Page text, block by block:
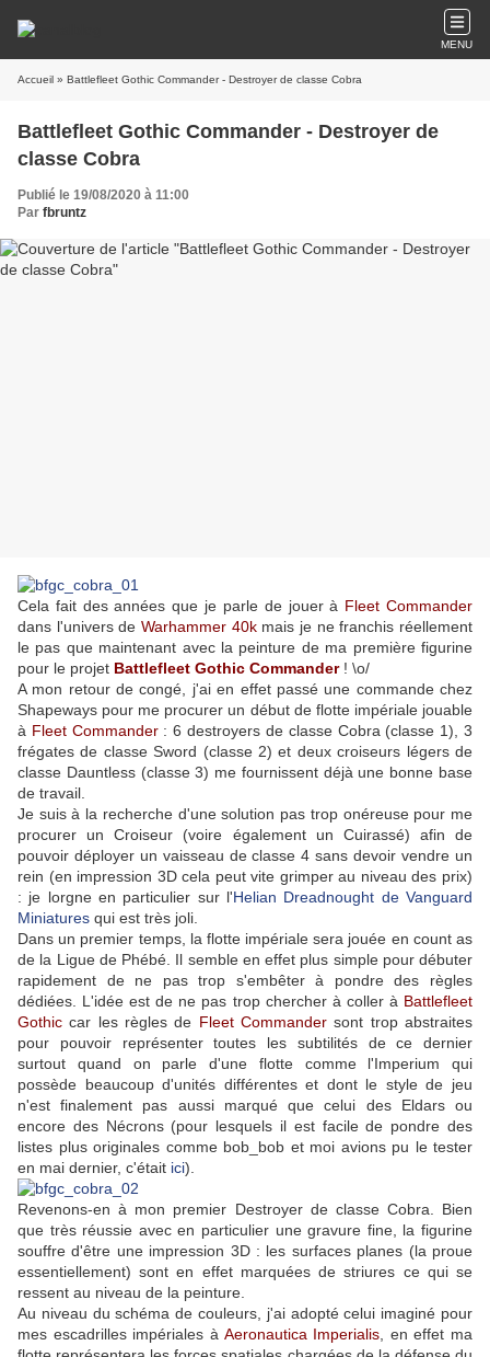
MENU
Accueil » Battlefleet Gothic Commander - Destroyer de classe Cobra
Battlefleet Gothic Commander - Destroyer de
classe Cobra
Publié le 19/08/2020 à 11:00
Par fbruntz
Cela fait des années que je parle de jouer à Fleet Commander
dans l'univers de Warhammer 40kmais je ne franchis réellement
le pas que maintenant avec la peinture de ma première figurine
pour le projet Battlefleet Gothic Commander! \o/
A mon retour de congé, j'ai en effet passé une commande chez
Shapeways pour me procurer un début de flotte impériale jouable
à Fleet Commander: 6 destroyers de classe Cobra (classe 1), 3
frégates de classe Sword (classe 2) et deux croiseurs légers de
classe Dauntless (classe 3) me fournissent déjà une bonne base
de travail.
Je suis à la recherche d'une solution pas trop onéreuse pour me
procurer un Croiseur (voire également un Cuirassé) afin de
pouvoir déployer un vaisseau de classe 4 sans devoir vendre un
rein (en impression 3D cela peut vite grimper au niveau des prix)
: je lorgne en particulier sur l'Helian Dreadnought de Vanguard
Miniatures qui est très joli.
Dans un premier temps, la flotte impériale sera jouée en count as
de la Ligue de Phébé. Il semble en effet plus simple pour débuter
rapidement de ne pas trop s'embêter à pondre des règles
dédiées. L'idée est de ne pas trop chercher à coller à Battlefleet
Gothic car les règles de Fleet Commander sont trop abstraites
pour pouvoir représenter toutes les subtilités de ce dernier
surtout quand on parle d'une flotte comme l'Imperium qui
possède beaucoup d'unités différentes et dont le style de jeu
n'est finalement pas aussi marqué que celui des Eldars ou
encore des Nécrons (pour lesquels il est facile de pondre des
listes plus originales comme bob_bob et moi avions pu le tester
en mai dernier, c'était ici).
Revenons-en à mon premier Destroyer de classe Cobra. Bien
que très réussie avec en particulier une gravure fine, la figurine
souffre d'être une impression 3D : les surfaces planes (la proue
essentiellement) sont en effet marquées de striures ce qui se
ressent au niveau de la peinture.
Au niveau du schéma de couleurs, j'ai adopté celui imaginé pour
mes escadrilles impériales à Aeronautica Imperialis , en effet ma